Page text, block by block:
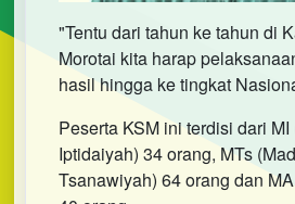
"Tentu dari tahun ke tahun di
Morotai kita harap
hasil hingga ke tingkat
Peserta KSM ini terdisi dari
Iptidaiyah) 34 orang, MTs
Tsanawiyah) 64 orang dan